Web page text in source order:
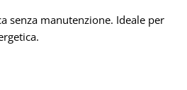
senza manutenzione. Ideale per